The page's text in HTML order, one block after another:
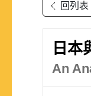
回列表
日本
An